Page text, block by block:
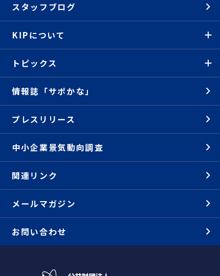
スタッフブログ
KIPについて
トピックス
情報誌「サポかな」
プレスリリース
中小企業景気動向調査
関連リンク
メールマガジン
お問い合わせ